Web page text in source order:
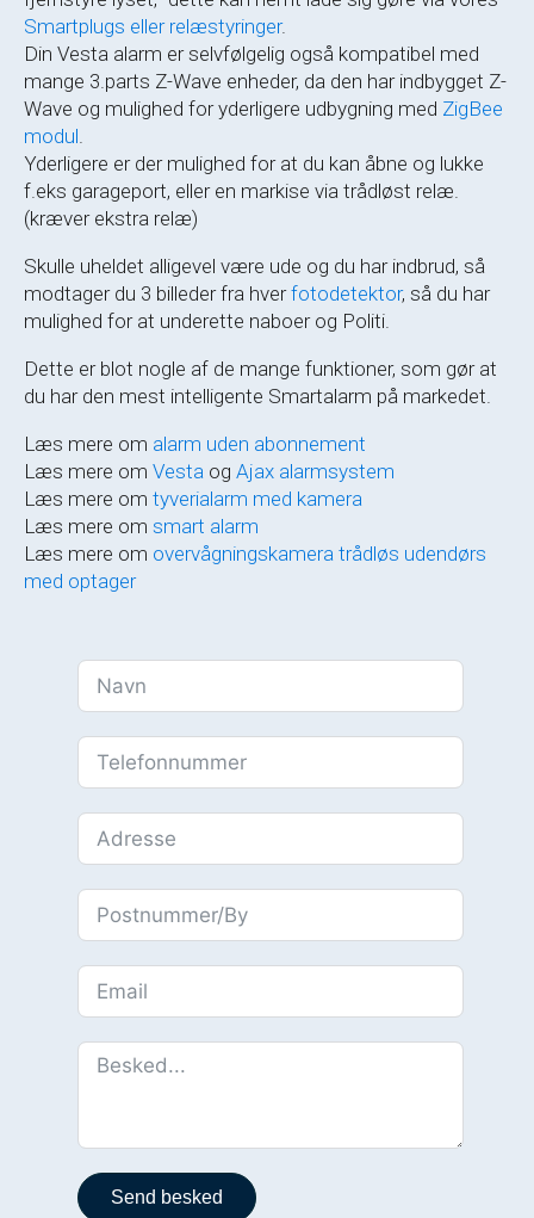
Smartplugs eller relæstyringer.
Din Vesta alarm er selvfølgelig også kompatibel med
mange 3.parts Z-Wave enheder, da den har indbygget Z-
Wave og mulighed for yderligere udbygning med ZigBee
modul.
Yderligere er der mulighed for at du kan åbne og lukke
f.eks garageport, eller en markise via trådløst relæ.
(kræver ekstra relæ)
Skulle uheldet alligevel være ude og du har indbrud, så
modtager du 3 billeder fra hverfotodetektor, så du har
mulighed for at underette naboer og Politi.
Dette er blot nogle af de mange funktioner, som gør at
du har den mest intelligente Smartalarm på markedet.
Læs mere om alarm uden abonnement
Læs mere om Vesta og Ajax alarmsystem
Læs mere om tyverialarm med kamera
Læs mere om smart alarm
Læs mere om overvågningskamera trådløs udendørs
med optager
Send besked